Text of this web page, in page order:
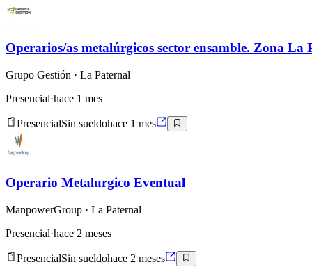
Operarios/as metalúrgicos sector ensamble. Zona La
Grupo Gestión · La Paternal
Presencial·hace 1 mes
PresencialSin sueldohace 1 mes
Operario Metalurgico Eventual
ManpowerGroup · La Paternal
Presencial·hace 2 meses
PresencialSin sueldohace 2 meses